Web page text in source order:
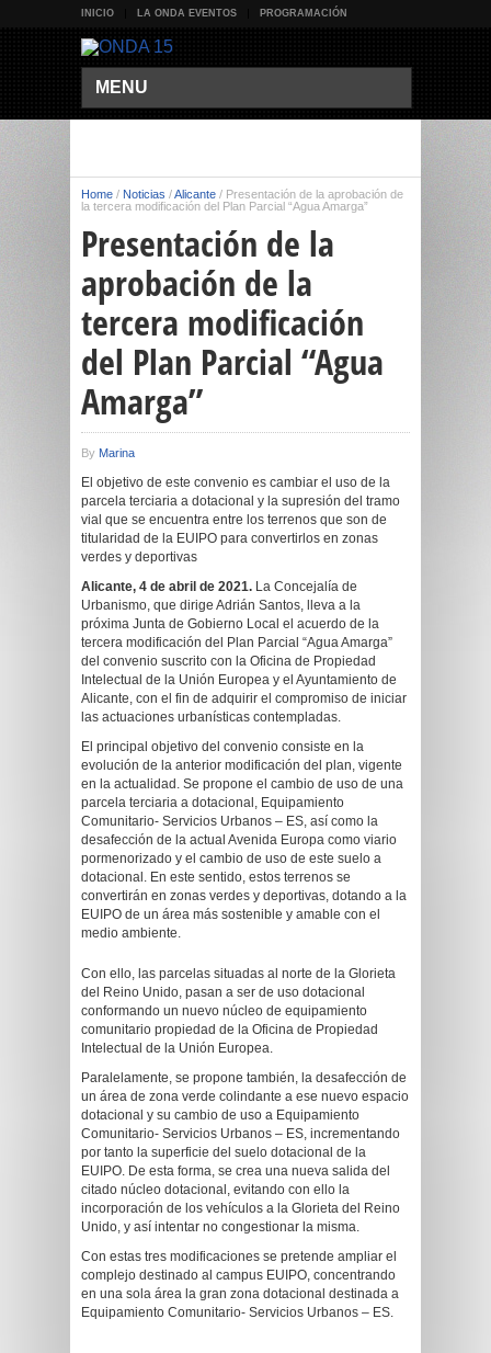
INICIO LA ONDA EVENTOS PROGRAMACIÓN
MENU
Home / Noticias /Alicante / Presentación de la aprobación de
la tercera modificación del Plan Parcial “Agua Amarga”
Presentación de la
aprobación de la
tercera modificación
del Plan Parcial “Agua
Amarga”
By Marina
El objetivo de este convenio es cambiar el uso de la
parcela terciaria a dotacional y la supresión del tramo
vial que se encuentra entre los terrenos que son de
titularidad de la EUIPO para convertirlos en zonas
verdes y deportivas
Alicante, 4 de abril de 2021. La Concejalía de
Urbanismo, que dirige Adrián Santos, lleva a la
próxima Junta de Gobierno Local el acuerdo de la
tercera modificación del Plan Parcial “Agua Amarga”
del convenio suscrito con la Oficina de Propiedad
Intelectual de la Unión Europea y el Ayuntamiento de
Alicante, con el fin de adquirir el compromiso de iniciar
las actuaciones urbanísticas contempladas.
El principal objetivo del convenio consiste en la
evolución de la anterior modificación del plan, vigente
en la actualidad. Se propone el cambio de uso de una
parcela terciaria a dotacional, Equipamiento
Comunitario- Servicios Urbanos – ES, así como la
desafección de la actual Avenida Europa como viario
pormenorizado y el cambio de uso de este suelo a
dotacional. En este sentido, estos terrenos se
convertirán en zonas verdes y deportivas, dotando a la
EUIPO de un área más sostenible y amable con el
medio ambiente.
Con ello, las parcelas situadas al norte de la Glorieta
del Reino Unido, pasan a ser de uso dotacional
conformando un nuevo núcleo de equipamiento
comunitario propiedad de la Oficina de Propiedad
Intelectual de la Unión Europea.
Paralelamente, se propone también, la desafección de
un área de zona verde colindante a ese nuevo espacio
dotacional y su cambio de uso a Equipamiento
Comunitario- Servicios Urbanos – ES, incrementando
por tanto la superficie del suelo dotacional de la
EUIPO. De esta forma, se crea una nueva salida del
citado núcleo dotacional, evitando con ello la
incorporación de los vehículos a la Glorieta del Reino
Unido, y así intentar no congestionar la misma.
Con estas tres modificaciones se pretende ampliar el
complejo destinado al campus EUIPO, concentrando
en una sola área la gran zona dotacional destinada a
Equipamiento Comunitario- Servicios Urbanos – ES.